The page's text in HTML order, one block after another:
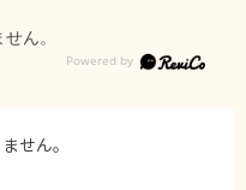
ん。
せん。